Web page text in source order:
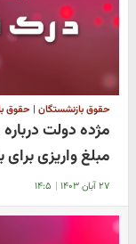
حقوق بازنشستگان | حقوق
مژده دولت
مبلغ واریزی
۲۷ آبان ۱۴۰۳ | ۱۴:۵